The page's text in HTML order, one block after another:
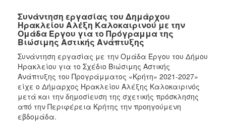
2022
2021
2020
2019
2018
2017
2016
2015
Συνάντηση εργασίας του Δημάρχου
Ηρακλείου Αλέξη Καλοκαιρινού με την
Ομάδα Έργου για το Πρόγραμμα της
Βιώσιμης Αστικής Ανάπτυξης
Συνάντηση εργασίας με την Ομάδα Έργου του Δήμου
Ηρακλείου για το Σχέδιο Βιώσιμης Αστικής
Ανάπτυξης του Προγράμματος «Κρήτη» 2021-2027»
είχε ο Δήμαρχος Ηρακλείου Αλέξης Καλοκαιρινός
μετά και την δημοσίευση της σχετικής πρόσκλησης
από την Περιφέρεια Κρήτης την προηγούμενη
εβδομάδα.